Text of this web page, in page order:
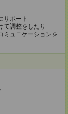
サポート
て調整をしたり
ュニケーションを